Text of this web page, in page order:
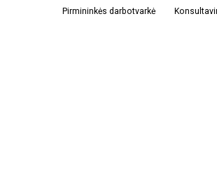
Pirmininkės darbotvarkė